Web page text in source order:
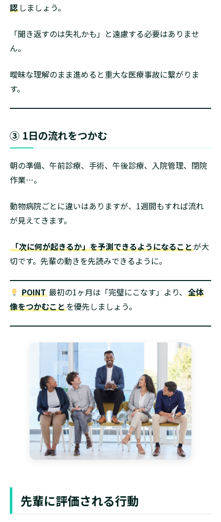
認 しましょう。
「聞き返すのは失礼かも」と遠慮する必要はありませ
ん。
曖昧な理解のまま進めると重大な医療事故に繋がりま
す。
③ 1日の流れをつかむ
朝の準備、午前診療、手術、午後診療、入院管理、閉院
作業…。
動物病院ごとに違いはありますが、1週間もすれば流れ
が見えてきます。
「次に何が起きるか」を予測できるようになることが大
切です。先輩の動きを先読みできるように。
POINT 最初の1ヶ月は「完璧にこなす」より、全体
像をつかむことを優先しましょう。
先輩に評価される行動